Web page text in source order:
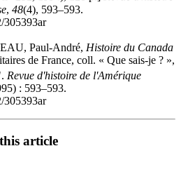
, 48(4), 593–593.
305393ar
Paul-André, Histoire du Canada
de France, coll. « Que sais-je ? »,
Revue d'histoire de l'Amérique
: 593–593.
305393ar
article